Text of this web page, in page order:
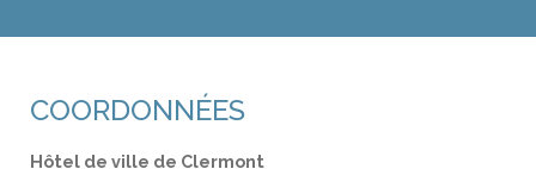
COORDONNÉES
Hôtel de ville de Clermont